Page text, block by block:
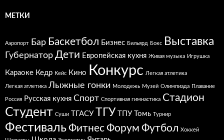
МЕТКИ
Аэропорт Бар Баскетбол Бизнес Бильярд Бокс Выставка
Губернатор Дети Европейская кухня Живая музыка Игрушка
Караоке Кедр Кейс Кино Конкурс Легкая атлетика
Легкая атлетика Лыжные гонки Молодежь Музей Олимпиада Плавание
Россия Русская кухня Спорт Спортивная гимнастика Стадион
Студент Суши ТГАСУ ТГУ ТПУ Томь Турнир
ФестивальФитнесФорум Футбол Хоккей